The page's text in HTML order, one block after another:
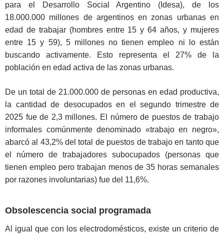
para el Desarrollo Social Argentino (Idesa), de los
18.000.000 millones de argentinos en zonas urbanas en
edad de trabajar (hombres entre 15 y 64 años, y mujeres
entre 15 y 59), 5 millones no tienen empleo ni lo están
buscando activamente. Esto representa el 27% de la
población en edad activa de las zonas urbanas.
De un total de 21.000.000 de personas en edad productiva,
la cantidad de desocupados en el segundo trimestre de
2025 fue de 2,3 millones. El número de puestos de trabajo
informales comúnmente denominado «trabajo en negro»,
abarcó al 43,2% del total de puestos de trabajo en tanto que
el número de trabajadores subocupados (personas que
tienen empleo pero trabajan menos de 35 horas semanales
por razones involuntarias) fue del 11,6%.
Obsolescencia social programada
Al igual que con los electrodomésticos, existe un criterio de